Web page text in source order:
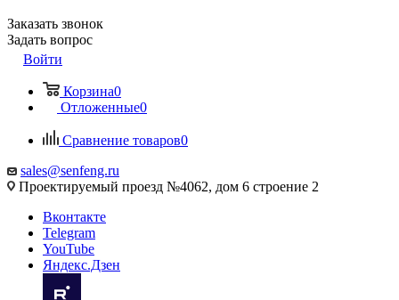
Заказать звонок
Задать вопрос
Войти
Корзина0
Отложенные0
Сравнение товаров0
sales@senfeng.ru
Проектируемый проезд №4062, дом 6 строение 2
Вконтакте
Telegram
YouTube
Яндекс.Дзен